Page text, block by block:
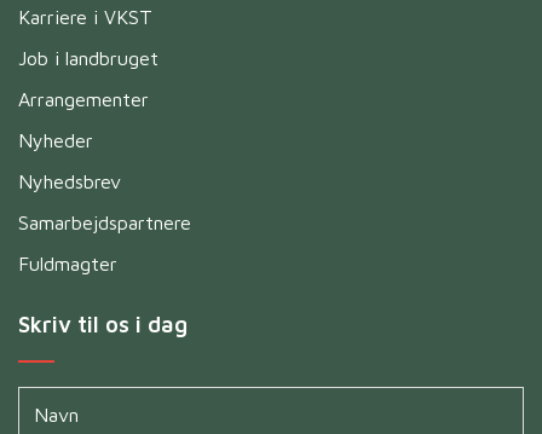
Karriere i VKST
Job i landbruget
Arrangementer
Nyheder
Nyhedsbrev
Samarbejdspartnere
Fuldmagter
Skriv til os i dag